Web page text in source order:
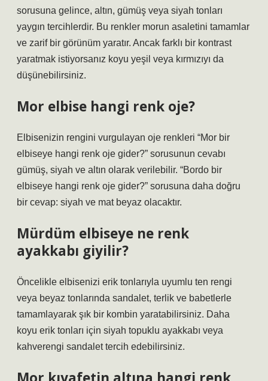
sorusuna gelince, altın, gümüş veya siyah tonları
yaygın tercihlerdir. Bu renkler morun asaletini tamamlar
ve zarif bir görünüm yaratır. Ancak farklı bir kontrast
yaratmak istiyorsanız koyu yeşil veya kırmızıyı da
düşünebilirsiniz.
Mor elbise hangi renk oje?
Elbisenizin rengini vurgulayan oje renkleri “Mor bir
elbiseye hangi renk oje gider?” sorusunun cevabı
gümüş, siyah ve altın olarak verilebilir. “Bordo bir
elbiseye hangi renk oje gider?” sorusuna daha doğru
bir cevap: siyah ve mat beyaz olacaktır.
Mürdüm elbiseye ne renk
ayakkabı giyilir?
Öncelikle elbisenizi erik tonlarıyla uyumlu ten rengi
veya beyaz tonlarında sandalet, terlik ve babetlerle
tamamlayarak şık bir kombin yaratabilirsiniz. Daha
koyu erik tonları için siyah topuklu ayakkabı veya
kahverengi sandalet tercih edebilirsiniz.